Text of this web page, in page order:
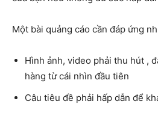
Một bài quảng cáo cần đáp ứng
Hình ảnh, video phải thu hút ,
hàng từ cái nhìn đầu tiên
Câu tiêu đề phải hấp dẫn để